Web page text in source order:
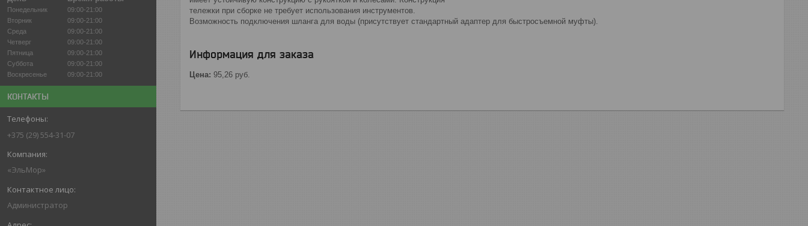
Понедельник
09:00-21:00
Вторник
09:00-21:00
Среда
09:00-21:00
Четверг
09:00-21:00
Пятница
09:00-21:00
Суббота
09:00-21:00
Воскресенье
09:00-21:00
КОНТАКТЫ
+375 (29) 554-31-07
«ЭльМор»
Администратор
тележки при сборке не требует использования инструментов.
Возможность подключения шланга для воды (присутствует стандартный адаптер для быстросъемной муфты).
Информация для заказа
Цена: 95,26 руб.